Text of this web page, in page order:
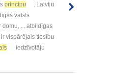
principu
, Latviju
valsts
domu, ... atbildīgas
ir vispārējais tiesību
iedzīvotāju